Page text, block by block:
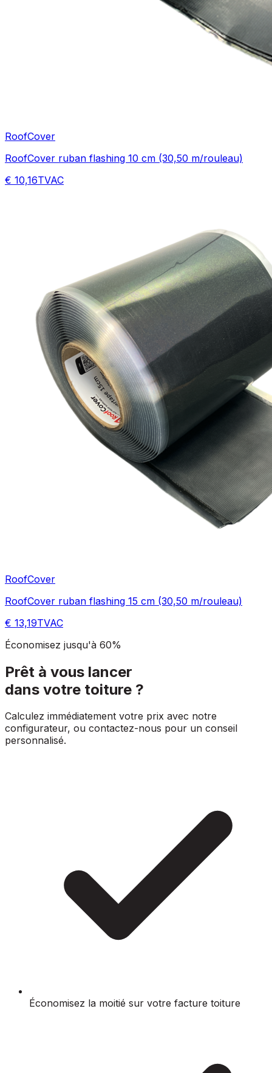
RoofCover
RoofCover ruban flashing 10 cm (30,50 m/rouleau)
€ 10,16TVAC
RoofCover
RoofCover ruban flashing 15 cm (30,50 m/rouleau)
€ 13,19TVAC
Économisez jusqu'à 60%
Prêt à vous lancer
dans votre toiture ?
Calculez immédiatement votre prix avec notre
configurateur, ou contactez-nous pour un conseil
personnalisé.
Économisez la moitié sur votre facture toiture